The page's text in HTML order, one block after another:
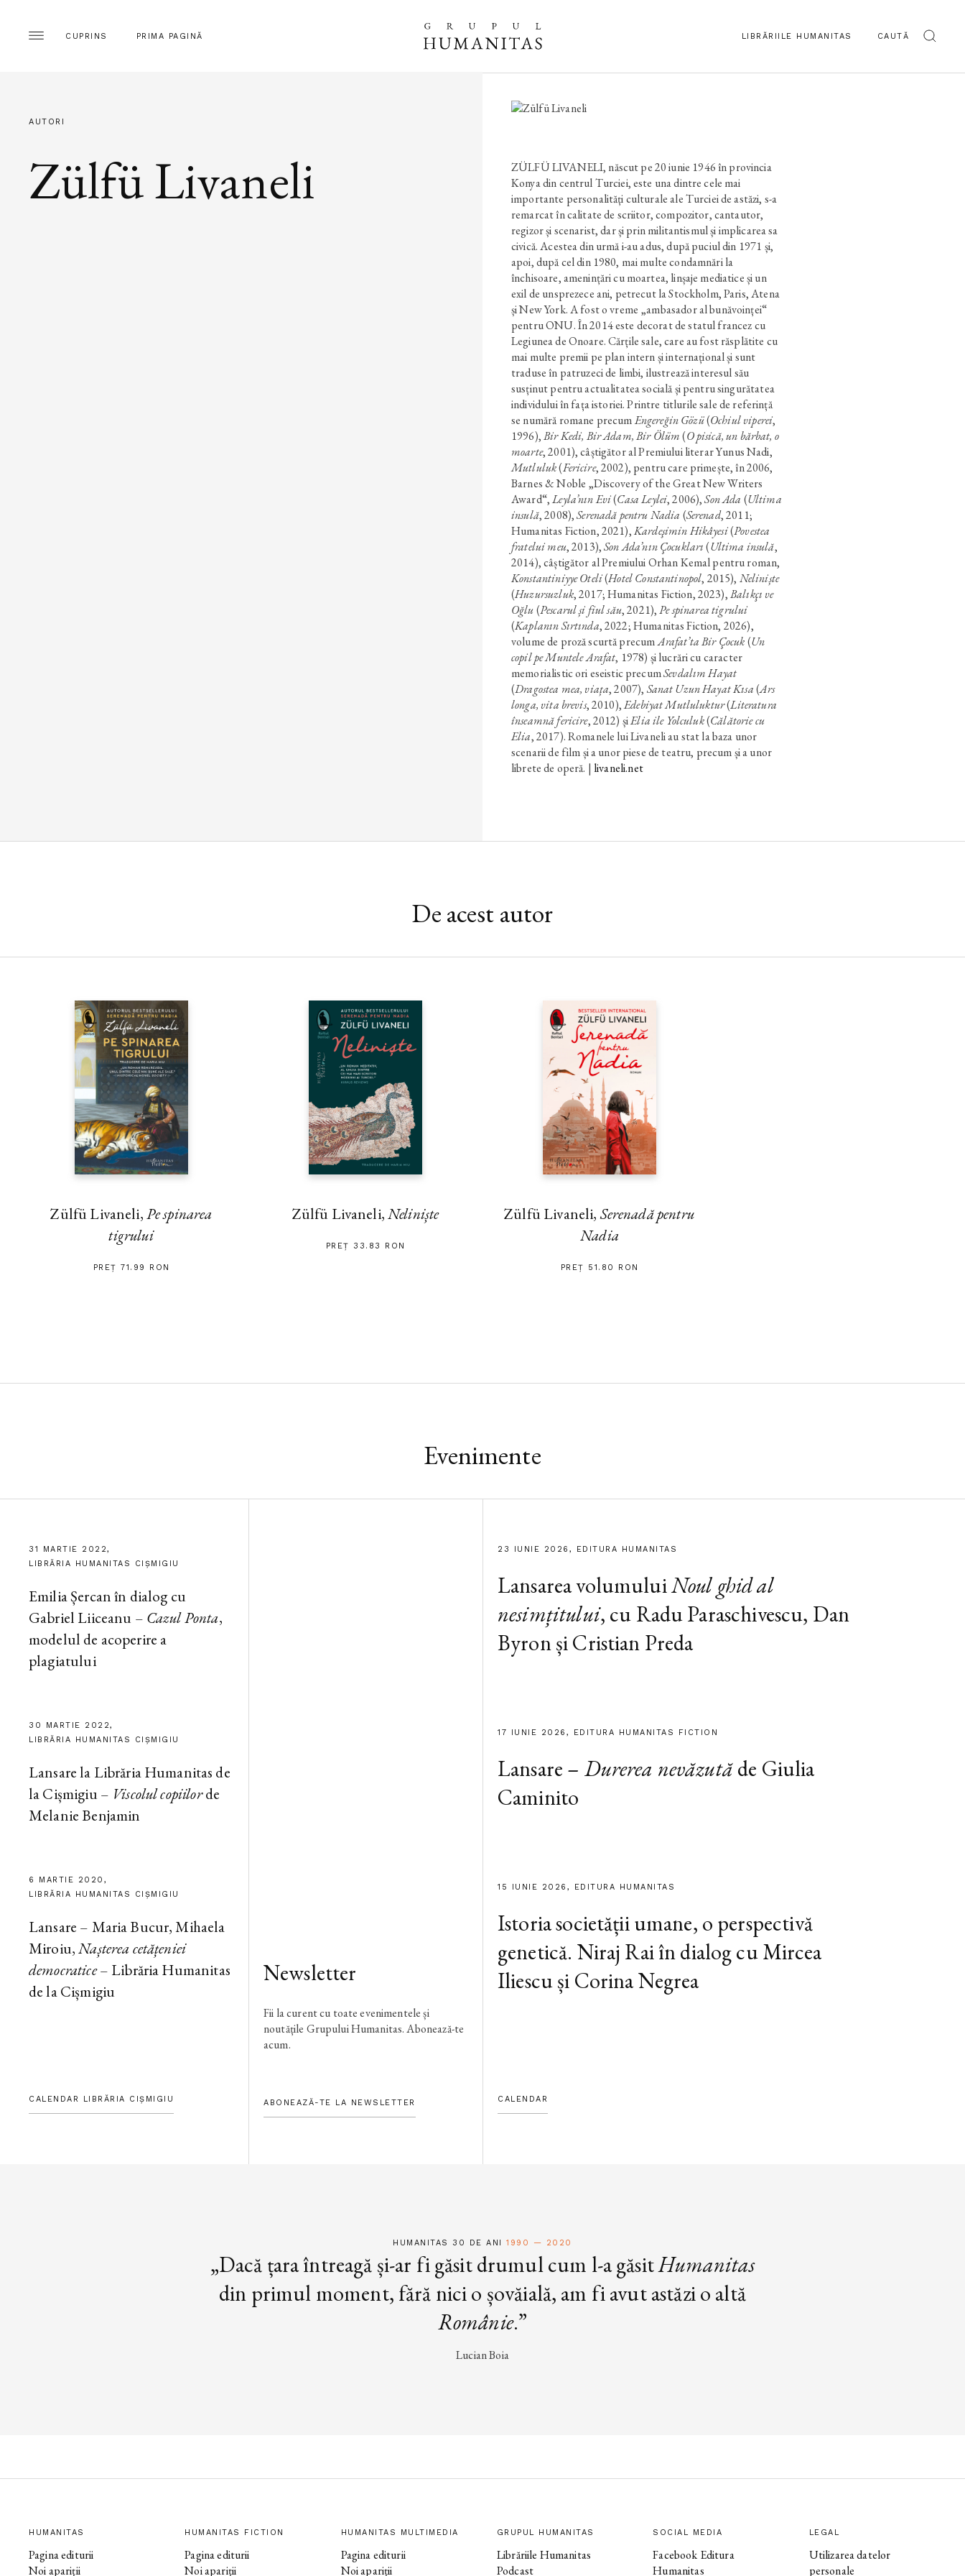
CUPRINS PRIMA PAGINĂ LIBRĂRIILE HUMANITAS CAUTĂ
AUTORI
Zülfü Livaneli
ZÜLFÜ LIVANELI, născut pe 20 iunie 1946 în provincia
Konya din centrul Turciei, este una dintre cele mai
importante personalități culturale ale Turciei de astăzi, s-a
remarcat în calitate de scriitor, compozitor, cantautor,
regizor și scenarist, dar și prin militantismul și implicarea sa
civică. Acestea din urmă i-au adus, după puciul din 1971 și,
apoi, după cel din 1980, mai multe condamnări la
închisoare, amenințări cu moartea, linșaje mediatice și un
exil de unsprezece ani, petrecut la Stockholm, Paris, Atena
și New York. A fost o vreme „ambasador al bunăvoinței“
pentru ONU. În 2014 este decorat de statul francez cu
Legiunea de Onoare. Cărțile sale, care au fost răsplătite cu
mai multe premii pe plan intern și internațional și sunt
traduse în patruzeci de limbi, ilustrează interesul său
susținut pentru actualitatea socială și pentru singurătatea
individului în fața istoriei. Printre titlurile sale de referință
se numără romane precumEngereğin Gözü(Ochiul viperei,
1996),Bir Kedi, Bir Adam, Bir Ölüm(O pisică, un bărbat, o
moarte, 2001), câștigător al Premiului literar Yunus Nadi,
Mutluluk(Fericire, 2002), pentru care primește, în 2006,
Barnes & Noble „Discovery of the Great New Writers
Award“,Leyla’nın Evi(Casa Leylei, 2006),Son Ada (Ultima
insulă, 2008),Serenadă pentru Nadia (Serenad, 2011;
Humanitas Fiction, 2021),Kardeşimin Hikâyesi(Povestea
fratelui meu, 2013),Son Ada’nın Çocukları(Ultima insulă,
2014), câștigător al Premiului Orhan Kemal pentru roman,
Konstantiniyye Oteli(Hotel Constantinopol, 2015), Neliniște
(Huzursuzluk, 2017; Humanitas Fiction, 2023),Balıkçı ve
Oğlu(Pescarul și fiul său, 2021),Pe spinarea tigrului
(Kaplanın Sırtında, 2022; Humanitas Fiction, 2026),
volume de proză scurtă precumArafat’ta Bir Çocuk(Un
copil pe Muntele Arafat, 1978) și lucrări cu caracter
memorialistic ori eseistic precumSevdalım Hayat
(Dragostea mea, viața, 2007), Sanat Uzun Hayat Kısa(Ars
longa, vita brevis, 2010),Edebiyat Mutluluktur(Literatura
înseamnă fericire, 2012) șiElia ile Yolculuk(Călătorie cu
Elia, 2017). Romanele lui Livaneli au stat la baza unor
scenarii de film și a unor piese de teatru, precum și a unor
librete de operă. | livaneli.net
De acest autor
Zülfü Livaneli,Pe spinarea
tigrului
PREȚ 71.99 RON
Zülfü Livaneli,Neliniște
PREȚ 33.83 RON
Zülfü Livaneli,Serenadă pentru
Nadia
PREȚ 51.80 RON
Evenimente
23 IUNIE 2026, EDITURA HUMANITAS
Lansarea volumuluiNoul ghid al
nesimțitului, cu Radu Paraschivescu, Dan
Byron și Cristian Preda
17 IUNIE 2026, EDITURA HUMANITAS FICTION
Lansare – Durerea nevăzutăde Giulia
Caminito
15 IUNIE 2026, EDITURA HUMANITAS
Istoria societății umane, o perspectivă
genetică. Niraj Rai în dialog cu Mircea
Iliescu și Corina Negrea
CALENDAR
31 MARTIE 2022,
LIBRĂRIA HUMANITAS CIȘMIGIU
Emilia Șercan în dialog cu
Gabriel Liiceanu – Cazul Ponta,
modelul de acoperire a
plagiatului
30 MARTIE 2022,
LIBRĂRIA HUMANITAS CIȘMIGIU
Lansare la Librăria Humanitas de
la Cișmigiu – Viscolul copiilorde
Melanie Benjamin
6 MARTIE 2020,
LIBRĂRIA HUMANITAS CIȘMIGIU
Lansare – Maria Bucur, Mihaela
Miroiu,Nașterea cetățeniei
democratice– Librăria Humanitas
de la Cișmigiu
CALENDAR LIBRĂRIA CIȘMIGIU
Newsletter
Fii la curent cu toate evenimentele și
noutățile Grupului Humanitas. Abonează-te
acum.
ABONEAZĂ-TE LA NEWSLETTER
HUMANITAS 30 DE ANI1990 — 2020
„Dacă țara întreagă și-ar fi găsit drumul cum l-a găsitHumanitas
din primul moment, fără nici o șovăială, am fi avut astăzi o altă
Românie.”
Lucian Boia
HUMANITAS
Pagina editurii
Noi apariții
HUMANITAS FICTION
Pagina editurii
Noi apariții
HUMANITAS MULTIMEDIA
Pagina editurii
Noi apariții
GRUPUL HUMANITAS
Librăriile Humanitas
Podcast
SOCIAL MEDIA
Facebook Editura
Humanitas
LEGAL
Utilizarea datelor
personale